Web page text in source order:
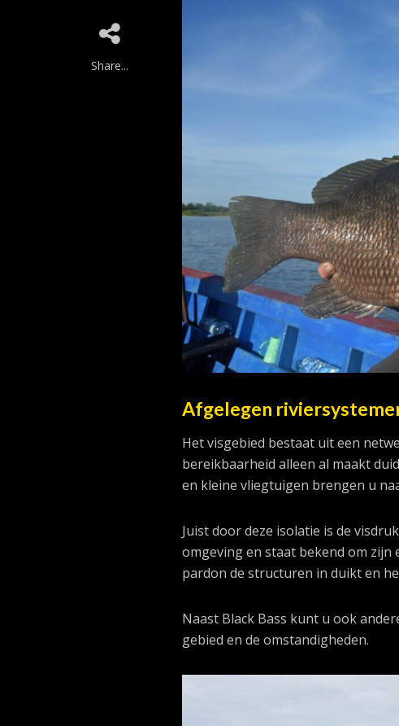
Share...
Afgelegen
Het visgebied bestaat uit een
bereikbaarheid alleen al maakt
en kleine vliegtuigen brengen u
Juist door deze isolatie is de
omgeving en staat bekend om zijn
pardon de structuren in duikt en
Naast Black Bass kunt u ook
gebied en de omstandigheden.